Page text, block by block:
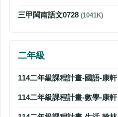
三甲閩南語文0728 (1041K)
二年級
114二年級課程計畫-國語-康軒
114二年級課程計畫-數學-康軒